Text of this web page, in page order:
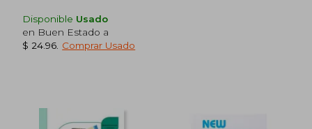
Disponible Usado
en Buen Estado a
$ 24.96 Comprar Usado